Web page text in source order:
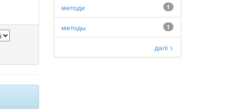
1
методи
1
методы
далі >